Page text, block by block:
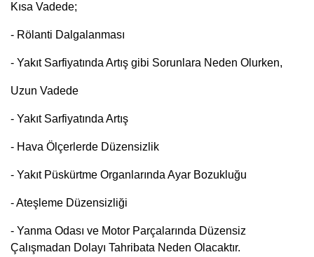
Kısa Vadede;
- Rölanti Dalgalanması
- Yakıt Sarfiyatında Artış gibi Sorunlara Neden Olurken,
Uzun Vadede
- Yakıt Sarfiyatında Artış
- Hava Ölçerlerde Düzensizlik
- Yakıt Püskürtme Organlarında Ayar Bozukluğu
- Ateşleme Düzensizliği
- Yanma Odası ve Motor Parçalarında Düzensiz
Çalışmadan Dolayı Tahribata Neden Olacaktır.